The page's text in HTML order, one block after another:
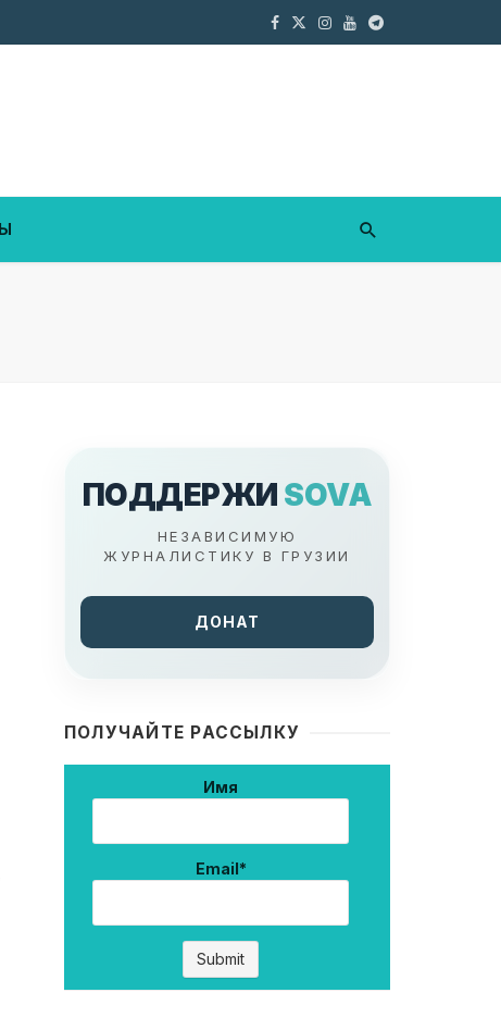
ПОДДЕРЖИ SOVA
НЕЗАВИСИМУЮ
ЖУРНАЛИСТИКУ В ГРУЗИИ
ДОНАТ
ПОЛУЧАЙТЕ РАССЫЛКУ
Имя
Email*